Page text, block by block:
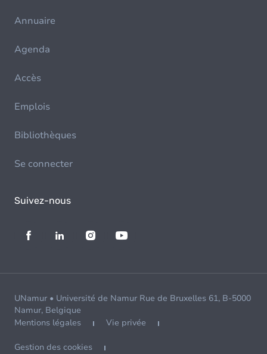
Annuaire
Agenda
Accès
Emplois
Bibliothèques
Se connecter
Suivez-nous
UNamur • Université de Namur Rue de Bruxelles 61, B-5000
Namur, Belgique
Mentions légales
Vie privée
Gestion des cookies